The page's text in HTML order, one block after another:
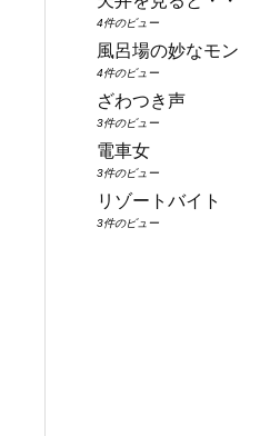
4件のビュー
風呂場の妙なモン
4件のビュー
ざわつき声
3件のビュー
電車女
3件のビュー
リゾートバイト
3件のビュー